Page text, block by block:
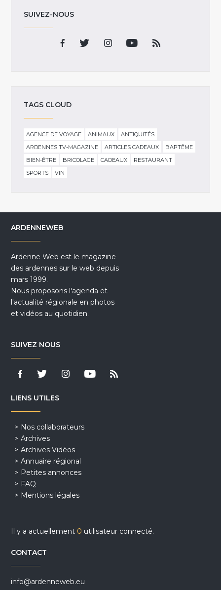
SUIVEZ-NOUS
TAGS CLOUD
AGENCE DE VOYAGE ANIMAUX
ANTIQUITÉS
ARDENNES TV-MAGAZINE
ARTICLES CADEAUX
BAPTÊME
BIEN-ÊTRE
BRICOLAGE CADEAUX
RESTAURANT
SPORTS
VIN
ARDENNEWEB
Ardenne Web est le magazine
des ardennes sur le web depuis
mars 1999.
Nous proposons l'agenda et
l'actualité régionale en photos
et vidéos au quotidien.
SUIVEZ NOUS
LIENS UTILES
Nos collaborateurs
Archives
Archives Vidéos
Annuaire régional
Petites annonces
FAQ
Mentions légales
Il y a actuellement 0 utilisateur connecté.
CONTACT
info@ardenneweb.eu